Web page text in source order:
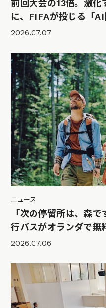
前回大会の13倍。激化
に、FIFAが投じる「
2026.07.07
ニュース
「次の停留所は、森
行バスがオランダで無
2026.07.06